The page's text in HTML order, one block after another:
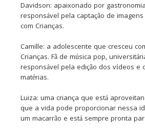
Davidson: apaixonado por
responsável pela captação de
com Crianças.
Camille: a adolescente que cresceu
Crianças. Fã de música pop,
responsável pela edição dos vídeos e
matérias.
Luiza: uma criança que está
que a vida pode proporcionar nessa
um macarrão e está sempre pronta